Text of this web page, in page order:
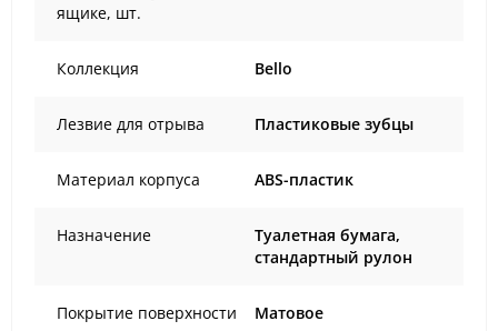
ящике, шт.
Коллекция Bello
Лезвие для отрыва Пластиковые зубцы
Материал корпуса ABS-пластик
Назначение
Туалетная бумага,
стандартный рулон
Покрытие поверхности Матовое